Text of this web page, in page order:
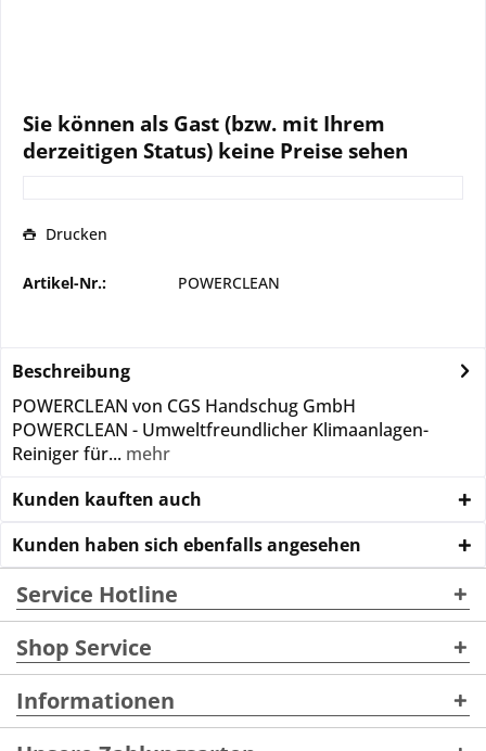
Sie können als Gast (bzw. mit Ihrem
derzeitigen Status) keine Preise sehen
Drucken
Artikel-Nr.: POWERCLEAN
Beschreibung
POWERCLEAN von CGS Handschug GmbH
POWERCLEAN - Umweltfreundlicher Klimaanlagen-
Reiniger für... mehr
Kunden kauften auch
Kunden haben sich ebenfalls angesehen
Service Hotline
Shop Service
Informationen